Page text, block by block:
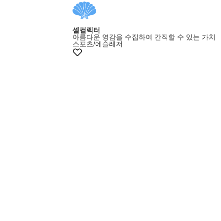
셸컬렉터
아름다운 영감을 수집하여 간직할 수 있는 가치
스포츠/에슬레저